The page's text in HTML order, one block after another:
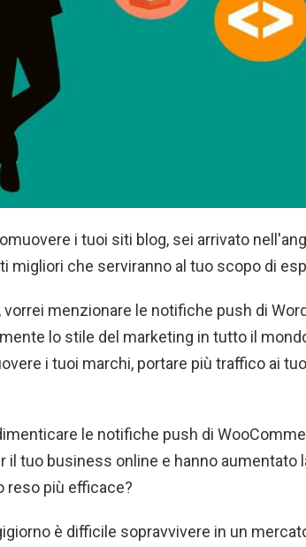
i tuoi siti blog, sei arrivato
migliori che serviranno al tuo scopo di
vorrei menzionare le notifiche push di
lo stile del marketing in tutto il
i tuoi marchi, portare più traffico ai
le notifiche push di
il tuo business online e hanno aumentato
reso più efficace?
è difficile sopravvivere in un